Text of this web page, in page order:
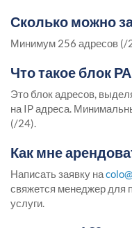
Сколько можно
Минимум 256 адресов (/
Что такое блок
Это блок адресов,
на IP адреса.
(/24).
Как мне
Написать заявку на
свяжется менеджер для
услуги.